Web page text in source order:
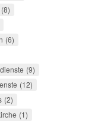
8
6
9
12
2
1